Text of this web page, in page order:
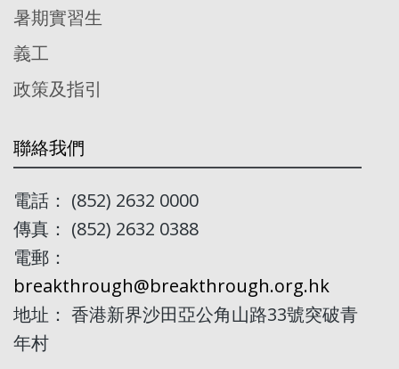
暑期實習生
義工
政策及指引
聯絡我們
電話： (852) 2632 0000
傳真： (852) 2632 0388
電郵：
breakthrough@breakthrough.org.hk
地址： 香港新界沙田亞公角山路33號突破青
年村